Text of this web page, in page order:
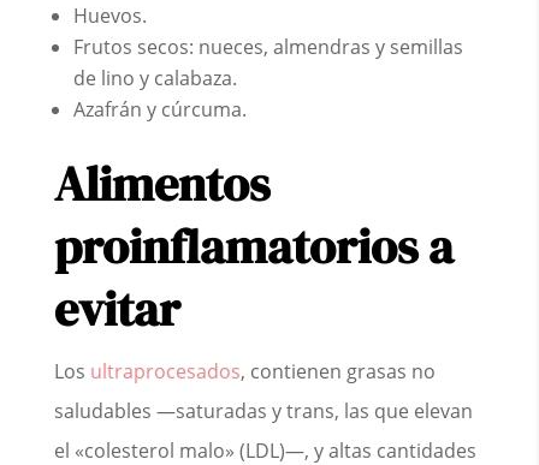
Huevos.
Frutos secos: nueces, almendras y semillas
de lino y calabaza.
Azafrán y cúrcuma.
Alimentos
proinflamatorios a
evitar
Los ultraprocesados, contienen grasas no
saludables —saturadas y trans, las que elevan
el «colesterol malo» (LDL)—, y altas cantidades